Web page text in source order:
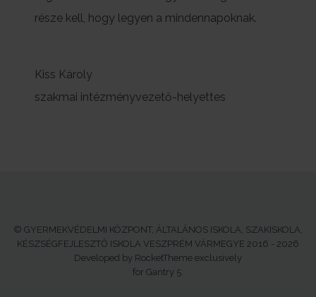
része kell, hogy legyen a mindennapoknak.
Kiss Károly
szakmai intézményvezető-helyettes
© GYERMEKVÉDELMI KÖZPONT, ÁLTALÁNOS ISKOLA, SZAKISKOLA,
KÉSZSÉGFEJLESZTŐ ISKOLA VESZPRÉM VÁRMEGYE 2016 - 2026
Developed by RocketTheme exclusively
for Gantry 5.